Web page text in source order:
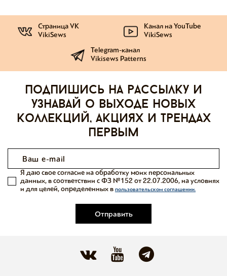
Страница VK
VikiSews
Канал на YouTube
VikiSews
Telegram-канал
Vikisews Patterns
Подпишись на рассылку и
узнавай о выходе новых
коллекций, акциях и трендах
первым
Отправить
Я даю свое согласие на обработку моих персональных
данных, в соответствии с ФЗ №152 от 22.07.2006, на условиях
и для целей, определенных в пользовательском соглашении.